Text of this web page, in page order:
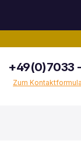
+49(0)7033
Zum